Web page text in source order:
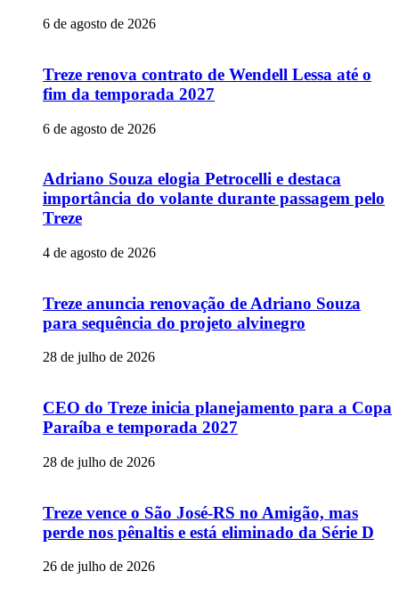
6 de agosto de 2026
Treze renova contrato de Wendell Lessa até o
fim da temporada 2027
6 de agosto de 2026
Adriano Souza elogia Petrocelli e destaca
importância do volante durante passagem pelo
Treze
4 de agosto de 2026
Treze anuncia renovação de Adriano Souza
para sequência do projeto alvinegro
28 de julho de 2026
CEO do Treze inicia planejamento para a Copa
Paraíba e temporada 2027
28 de julho de 2026
Treze vence o São José-RS no Amigão, mas
perde nos pênaltis e está eliminado da Série D
26 de julho de 2026